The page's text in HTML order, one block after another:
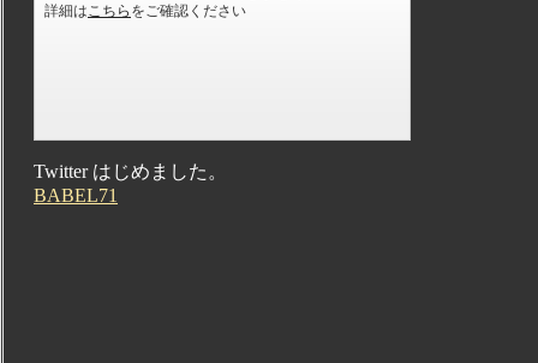
Twitter はじめました。
BABEL71